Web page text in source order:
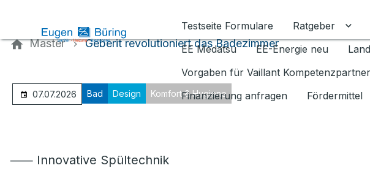
Testseite Formulare
Ratgeber
EE Medatsu
EE-Energie neu
Vorgaben für Vaillant Kompetenzpartner
Finanzierung anfragen
Fördermittel
Master Geberit revolutioniert das Badezimmer
07.07.2026 Bad Design Komfort & Hygiene
⸺ Innovative Spültechnik